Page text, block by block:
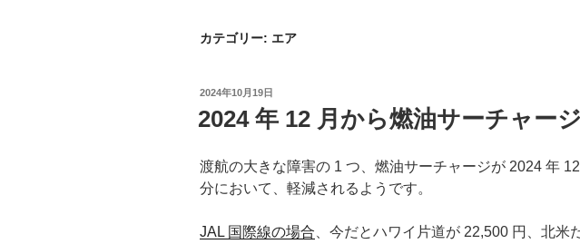
カテゴリー: エア
投
日:
2024年10月19日
2024 年 12 月から燃油サーチャー
渡航の大きな障害の 1 つ、燃油サーチャージが 2024 年
分において、軽減されるようです。
JAL 国際線の場合 、今だとハワイ片道が 22,500 円、北米